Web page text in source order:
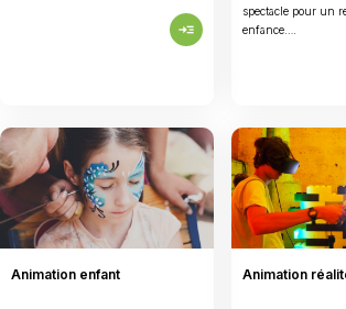
read_more
spectacle pour un
enfance….
Animation enfant Animation